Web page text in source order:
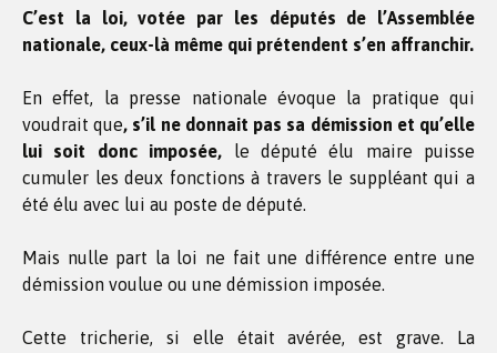
C’est la loi, votée par les députés de l’Assemblée
nationale, ceux-là même qui prétendent s’en affranchir.
En effet, la presse nationale évoque la pratique qui
voudrait que, s’il ne donnait pas sa démission et qu’elle
lui soit donc imposée, le député élu maire puisse
cumuler les deux fonctions à travers le suppléant qui a
été élu avec lui au poste de député.
Mais nulle part la loi ne fait une différence entre une
démission voulue ou une démission imposée.
Cette tricherie, si elle était avérée, est grave. La